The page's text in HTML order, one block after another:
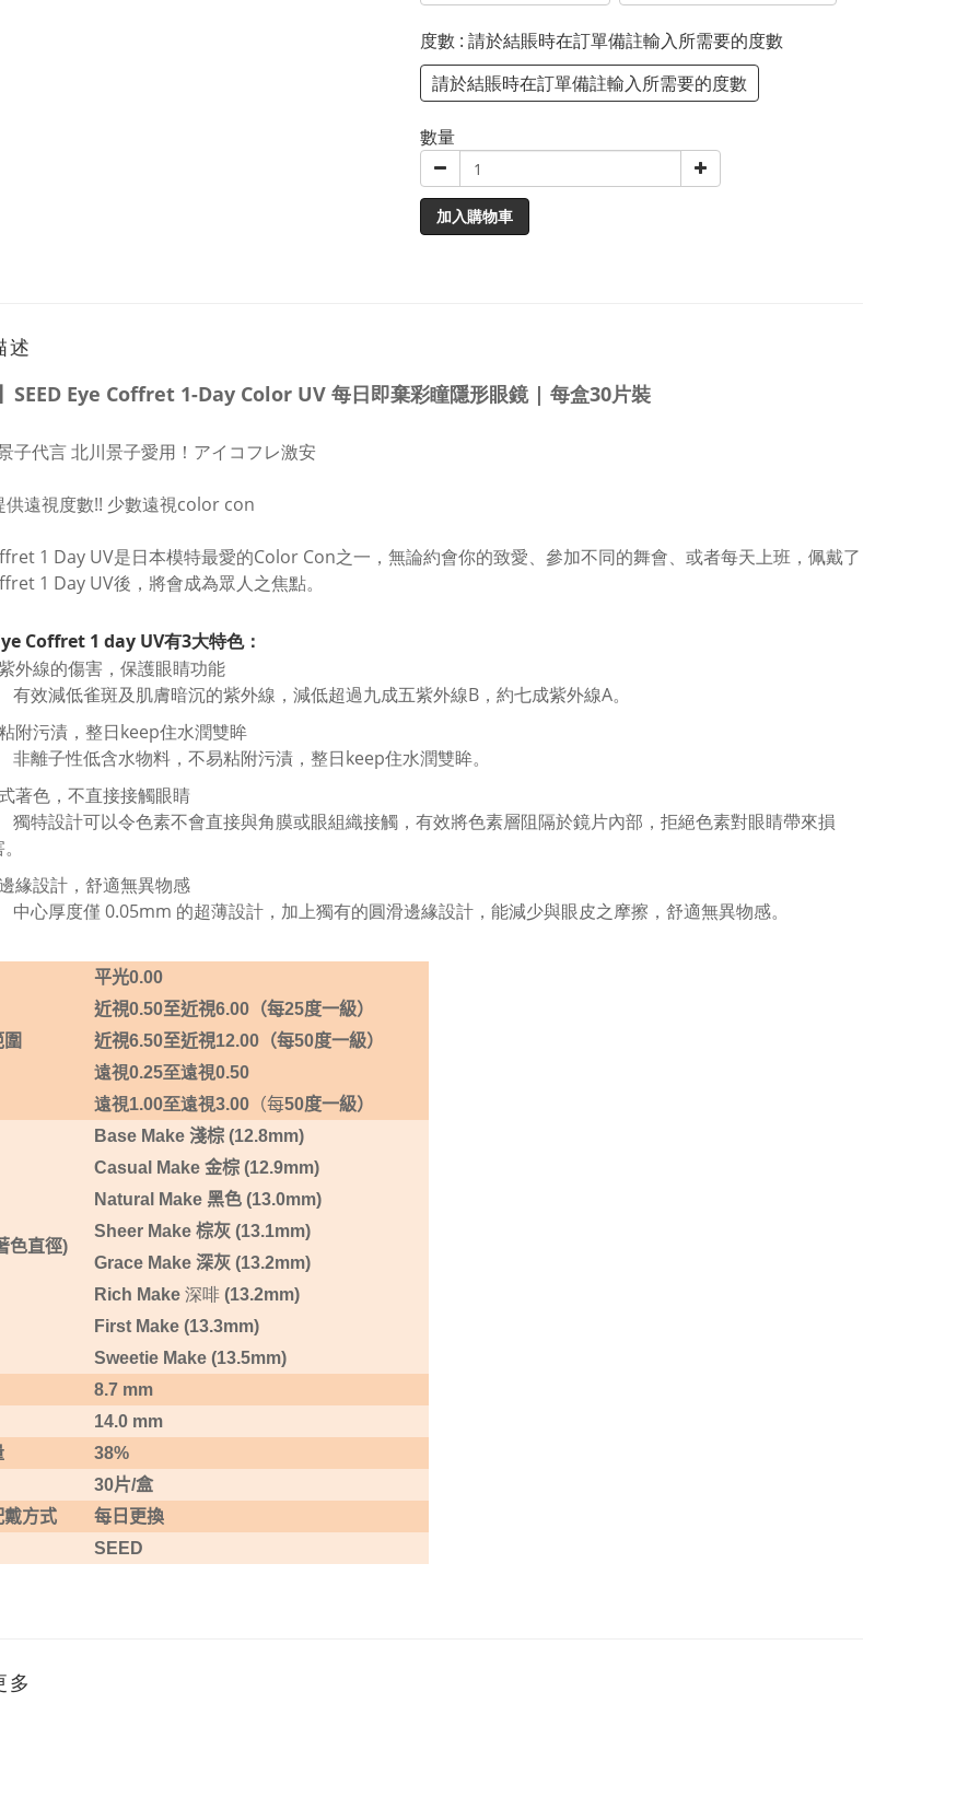
度數 : 請於結賬時在訂單備註輸入所需要的度數
請於結賬時在訂單備註輸入所需要的度數
數量
加入購物車
述
SEED Eye Coffret 1-Day Color UV 每日即棄彩瞳隱形眼鏡 | 每盒30片裝
子代言 北川景子愛用！アイコフレ激安
遠視度數!! 少數遠視color con
1 Day UV是日本模特最愛的Color Con之一，無論約會你的致愛、參加不同的舞會、或者每天上班，佩戴了
1 Day UV後，將會成為眾人之焦點。
Coffret 1 day UV有3大特色：
外線的傷害，保護眼睛功能
有效減低雀斑及肌膚暗沉的紫外線，減低超過九成五紫外線B，約七成紫外線A。
附污漬，整日keep住水潤雙眸
非離子性低含水物料，不易粘附污漬，整日keep住水潤雙眸。
著色，不直接接觸眼睛
獨特設計可以令色素不會直接與角膜或眼組織接觸，有效將色素層阻隔於鏡片內部，拒絕色素對眼睛帶來損
緣設計，舒適無異物感
中心厚度僅 0.05mm 的超薄設計，加上獨有的圓滑邊緣設計，能減少與眼皮之摩擦，舒適無異物感。
平光0.00
近視0.50至近視6.00 （每25度一級）
近視6.50至近視12.00 （每50度一級）
遠視0.25至遠視0.50
遠視1.00至遠視3.00 （每50度一級）
色直徑)
Base Make淺棕 (12.8mm)
Casual Make 金棕 (12.9mm)
Natural Make 黑色 (13.0mm)
Sheer Make 棕灰 (13.1mm)
Grace Make深灰 (13.2mm)
Rich Make深啡(13.2mm)
First Make (13.3mm)
Sweetie Make (13.5mm)
8.7 mm
14.0 mm
38%
30片/盒
戴方式
每日更換
SEED
多